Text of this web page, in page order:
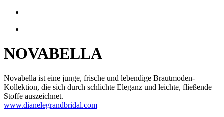
NOVABELLA
Novabella ist eine junge, frische und lebendige Brautmoden-
Kollektion, die sich durch schlichte Eleganz und leichte, fließende
Stoffe auszeichnet.
www.dianelegrandbridal.com